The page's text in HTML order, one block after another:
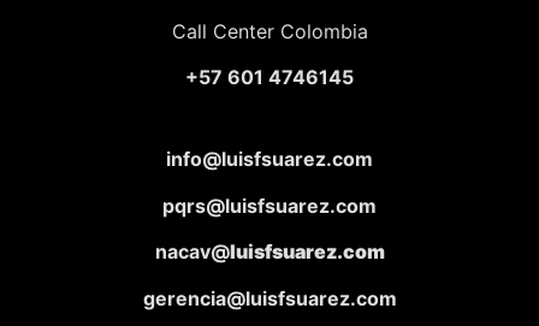
Call Center Colombia
+57 601 4746145
info@luisfsuarez.com
pqrs@luisfsuarez.com
nacav@luisfsuarez.com
gerencia@luisfsuarez.com